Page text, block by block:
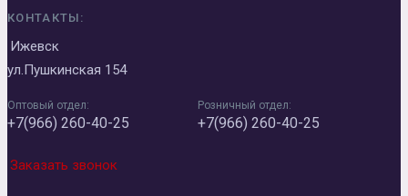
КОНТАКТЫ:
Ижевск
ул.Пушкинская 154
Оптовый отдел:
+7(966) 260-40-25
Розничный отдел:
+7(966) 260-40-25
Заказать звонок